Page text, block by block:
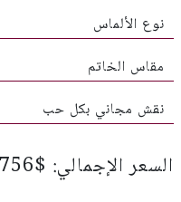
نوع الألماس
مقاس الخاتم
نقش مجاني بكل حب
السعر الإجمالي: $1,756